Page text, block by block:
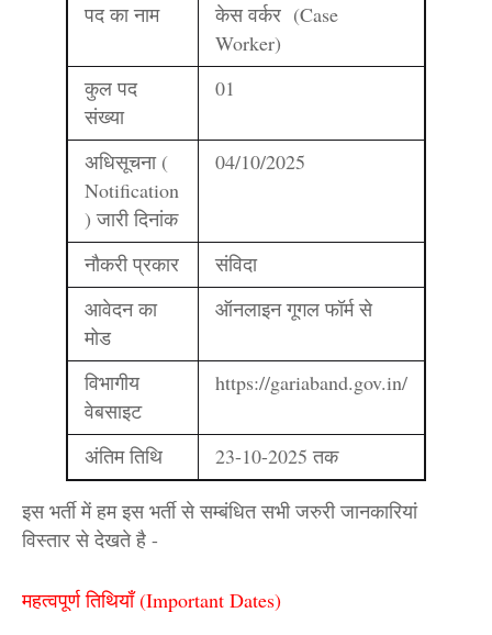
पद का नाम
केस वर्कर (Case
Worker)
कुल पद
संख्या
01
अधिसूचना (
Notification
) जारी दिनांक
04/10/2025
नौकरी प्रकार
संविदा
आवेदन का
मोड
ऑनलाइन गूगल फॉर्म से
विभागीय
वेबसाइट
https://gariaband.gov.in/
अंतिम तिथि 23-10-2025 तक
इस भर्ती में हम इस भर्ती से सम्बंधित सभी जरुरी जानकारियां
विस्तार से देखते है -
महत्वपूर्ण तिथियाँ (Important Dates)